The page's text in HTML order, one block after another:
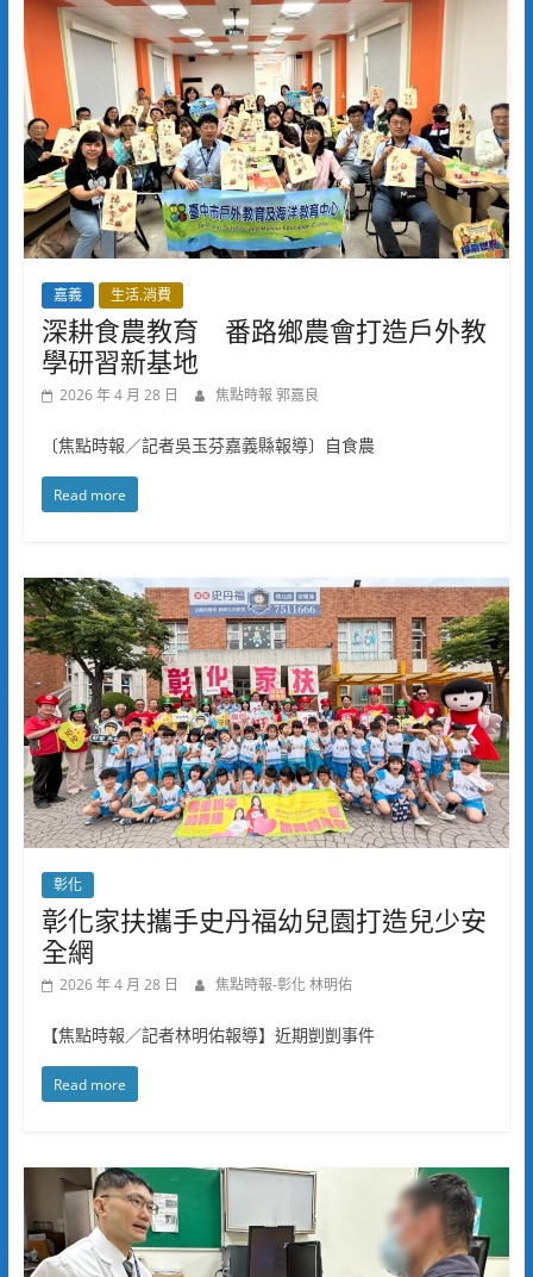
嘉義 生活.消費
深耕食農教育 番路鄉農會打造戶外教
學研習新基地
2026 年 4 月 28 日 焦點時報 郭嘉良
〔焦點時報／記者吳玉芬嘉義縣報導〕自食農
Read more
彰化
彰化家扶攜手史丹福幼兒園打造兒少安
全網
2026 年 4 月 28 日 焦點時報-彰化 林明佑
【焦點時報／記者林明佑報導】近期剴剴事件
Read more